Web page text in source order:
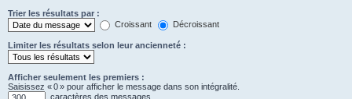
Trier les résultats par :
Croissant
Décroissant
Limiter les résultats selon leur ancienneté :
Afficher seulement les premiers :
Saisissez « 0 » pour afficher le message dans son intégralité.
caractères des messages